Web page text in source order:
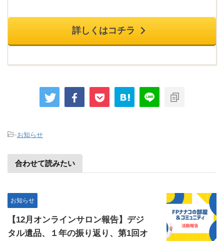
詳しくはコチラ
-お知らせ
合わせて読みたい
お知らせ
【12月オンラインサロン報告】デジ
タル遺品、１年の振り返り、第1回オ